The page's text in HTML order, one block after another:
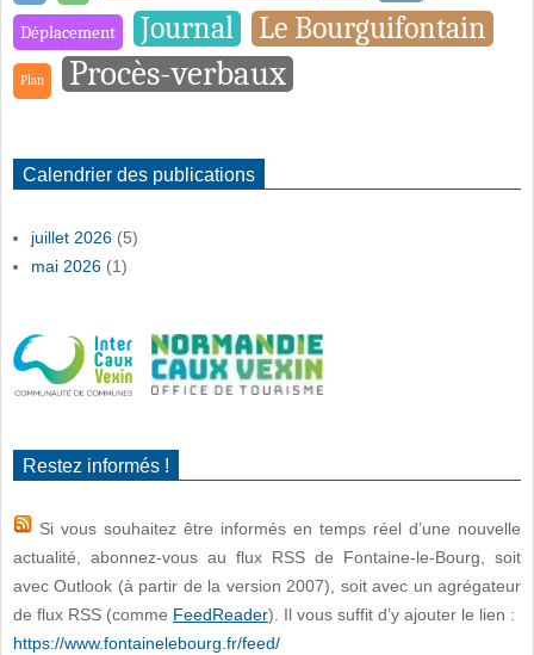
Déplacement Journal Le Bourguifontain
Plan Procès-verbaux
Calendrier des publications
juillet 2026 (5)
mai 2026 (1)
Restez informés !
Si vous souhaitez être informés en temps réel d’une nouvelle
actualité, abonnez-vous au flux RSS de Fontaine-le-Bourg, soit
avec Outlook (à partir de la version 2007), soit avec un agrégateur
de flux RSS (comme FeedReader). Il vous suffit d’y ajouter le lien :
https://www.fontainelebourg.fr/feed/